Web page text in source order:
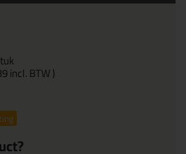
incl. BTW )